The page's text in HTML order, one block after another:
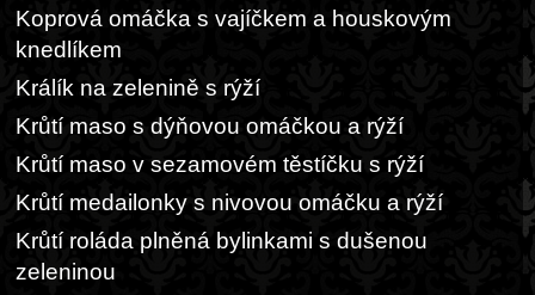
Koprová omáčka s vajíčkem a houskovým
knedlíkem
Králík na zelenině s rýží
Krůtí maso s dýňovou omáčkou a rýží
Krůtí maso v sezamovém těstíčku s rýží
Krůtí medailonky s nivovou omáčku a rýží
Krůtí roláda plněná bylinkami s dušenou
zeleninou